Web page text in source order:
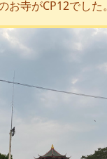
お寺がCP12でした。